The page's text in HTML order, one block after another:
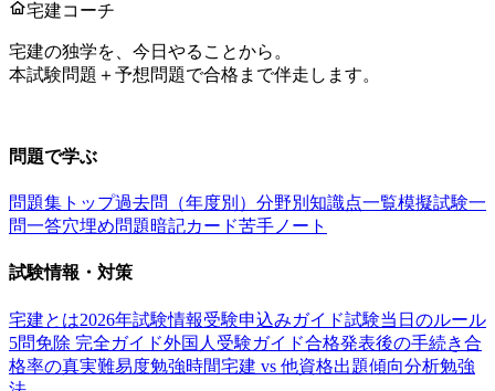
宅建コーチ
宅建の独学を、今日やることから。
本試験問題＋予想問題で合格まで伴走します。
問題で学ぶ
問題集トップ過去問（年度別） 分野別 知識点一覧模擬試験一
問一答穴埋め問題暗記カード苦手ノート
試験情報・対策
宅建とは2026年試験情報受験申込みガイド試験当日のルール
5問免除 完全ガイド外国人受験ガイド合格発表後の手続き合
格率の真実難易度勉強時間宅建 vs 他資格出題傾向分析勉強